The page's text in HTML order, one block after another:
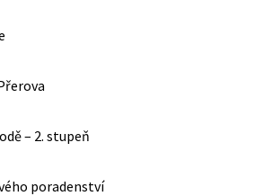
– 2. stupeň
poradenství